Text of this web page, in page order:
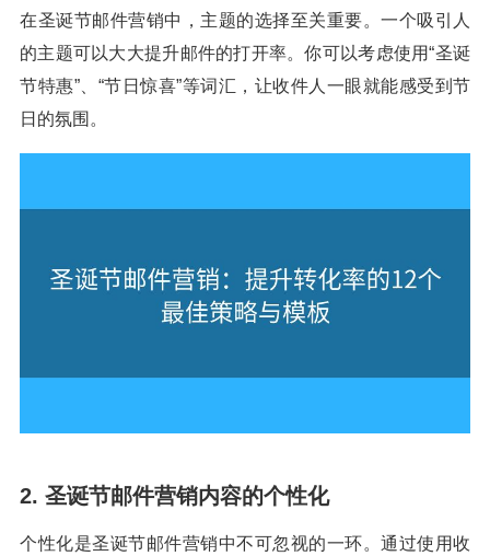
在圣诞节邮件营销中，主题的选择至关重要。一个吸引人
的主题可以大大提升邮件的打开率。你可以考虑使用“圣诞
节特惠”、“节日惊喜”等词汇，让收件人一眼就能感受到节
日的氛围。
2. 圣诞节邮件营销内容的个性化
个性化是圣诞节邮件营销中不可忽视的一环。通过使用收